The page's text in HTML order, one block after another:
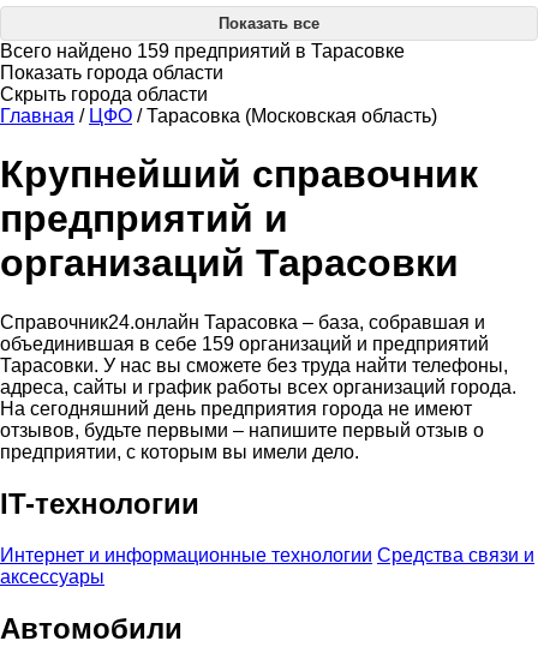
Показать все
Всего найдено 159 предприятий в Тарасовке
Показать города области
Скрыть города области
Главная / ЦФО / Тарасовка (Московская область)
Крупнейший справочник
предприятий и
организаций Тарасовки
Справочник24.онлайн Тарасовка – база, собравшая и
объединившая в себе 159 организаций и предприятий
Тарасовки. У нас вы сможете без труда найти телефоны,
адреса, сайты и график работы всех организаций города.
На сегодняшний день предприятия города не имеют
отзывов, будьте первыми – напишите первый отзыв о
предприятии, с которым вы имели дело.
IT-технологии
Интернет и информационные технологии Средства связи и
аксессуары
Автомобили